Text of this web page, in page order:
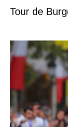
Tour de